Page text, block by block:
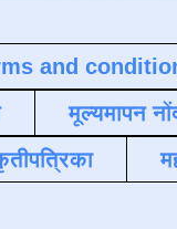
and
मूल्यमापन